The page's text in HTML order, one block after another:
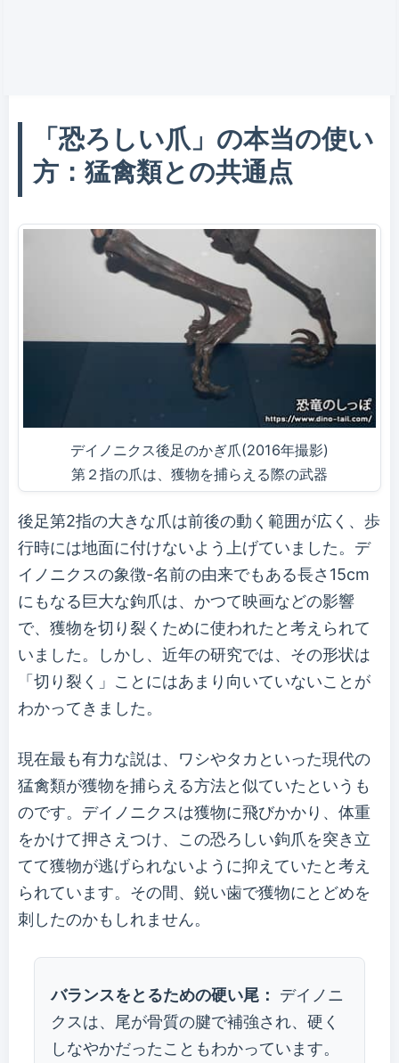
「恐ろしい爪」の本当の使い
方：猛禽類との共通点
デイノニクス後足のかぎ爪(2016年撮影)
第２指の爪は、獲物を捕らえる際の武器
後足第2指の大きな爪は前後の動く範囲が広く、歩
行時には地面に付けないよう上げていました。デ
イノニクスの象徴-名前の由来でもある長さ15cm
にもなる巨大な鉤爪は、かつて映画などの影響
で、獲物を切り裂くために使われたと考えられて
いました。しかし、近年の研究では、その形状は
「切り裂く」ことにはあまり向いていないことが
わかってきました。
現在最も有力な説は、ワシやタカといった現代の
猛禽類が獲物を捕らえる方法と似ていたというも
のです。デイノニクスは獲物に飛びかかり、体重
をかけて押さえつけ、この恐ろしい鉤爪を突き立
てて獲物が逃げられないように抑えていたと考え
られています。その間、鋭い歯で獲物にとどめを
刺したのかもしれません。
バランスをとるための硬い尾：
デイノニ
クスは、尾が骨質の腱で補強され、硬く
しなやかだったこともわかっています。